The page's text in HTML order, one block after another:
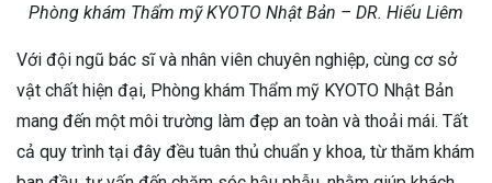
Phòng khám Thẩm mỹ KYOTO Nhật Bản – DR. Hiếu Liêm
Với đội ngũ bác sĩ và nhân viên chuyên nghiệp, cùng cơ sở
vật chất hiện đại, Phòng khám Thẩm mỹ KYOTO Nhật Bản
mang đến một môi trường làm đẹp an toàn và thoải mái. Tất
cả quy trình tại đây đều tuân thủ chuẩn y khoa, từ thăm khám